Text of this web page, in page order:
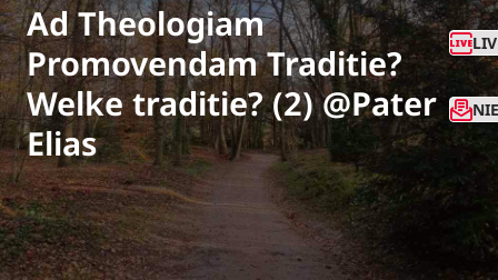
Ad Theologiam
Promovendam Traditie?
Welke traditie? (2) @Pater
Elias